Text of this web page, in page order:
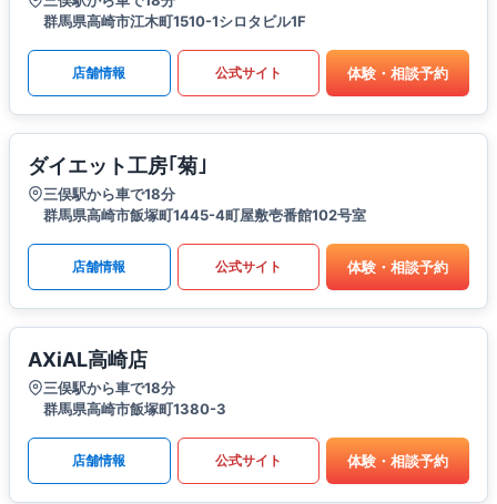
群馬県高崎市江木町1510-1シロタビル1F
店舗情報 公式サイト 体験・相談予約
ダイエット工房｢菊｣
三俣駅から車で18分
群馬県高崎市飯塚町1445-4町屋敷壱番館102号室
店舗情報 公式サイト 体験・相談予約
AXiAL高崎店
三俣駅から車で18分
群馬県高崎市飯塚町1380-3
店舗情報 公式サイト 体験・相談予約